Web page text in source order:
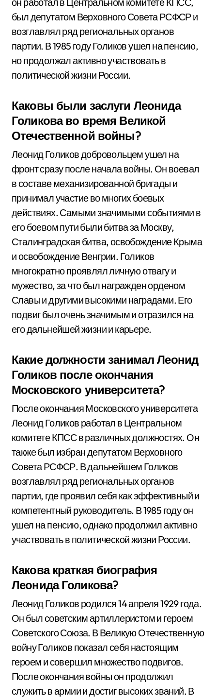
был депутатом Верховного Совета РСФСР и
возглавлял ряд региональных органов
партии. В 1985 году Голиков ушел на пенсию,
но продолжал активно участвовать в
политической жизни России.
Каковы были заслуги Леонида
Голикова во время Великой
Отечественной войны?
Леонид Голиков добровольцем ушел на
фронт сразу после начала войны. Он воевал
в составе механизированной бригады и
принимал участие во многих боевых
действиях. Самыми значимыми событиями в
его боевом пути были битва за Москву,
Сталинградская битва, освобождение Крыма
и освобождение Венгрии. Голиков
многократно проявлял личную отвагу и
мужество, за что был награжден орденом
Славы и другими высокими наградами. Его
подвиг был очень значимым и отразился на
его дальнейшей жизни и карьере.
Какие должности занимал Леонид
Голиков после окончания
Московского университета?
После окончания Московского университета
Леонид Голиков работал в Центральном
комитете КПСС в различных должностях. Он
также был избран депутатом Верховного
Совета РСФСР. В дальнейшем Голиков
возглавлял ряд региональных органов
партии, где проявил себя как эффективный и
компетентный руководитель. В 1985 году он
ушел на пенсию, однако продолжил активно
участвовать в политической жизни России.
Какова краткая биография
Леонида Голикова?
Леонид Голиков родился 14 апреля 1929 года.
Он был советским артиллеристом и героем
Советского Союза. В Великую Отечественную
войну Голиков показал себя настоящим
героем и совершил множество подвигов.
После окончания войны он продолжил
служить в армии и достиг высоких званий. В